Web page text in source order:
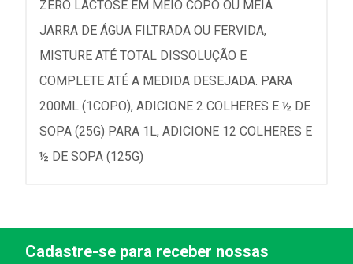
ZERO LACTOSE EM MEIO COPO OU MEIA
JARRA DE ÁGUA FILTRADA OU FERVIDA,
MISTURE ATÉ TOTAL DISSOLUÇÃO E
COMPLETE ATÉ A MEDIDA DESEJADA. PARA
200ML (1COPO), ADICIONE 2 COLHERES E ½ DE
SOPA (25G) PARA 1L, ADICIONE 12 COLHERES E
½ DE SOPA (125G)
Cadastre-se para receber nossas